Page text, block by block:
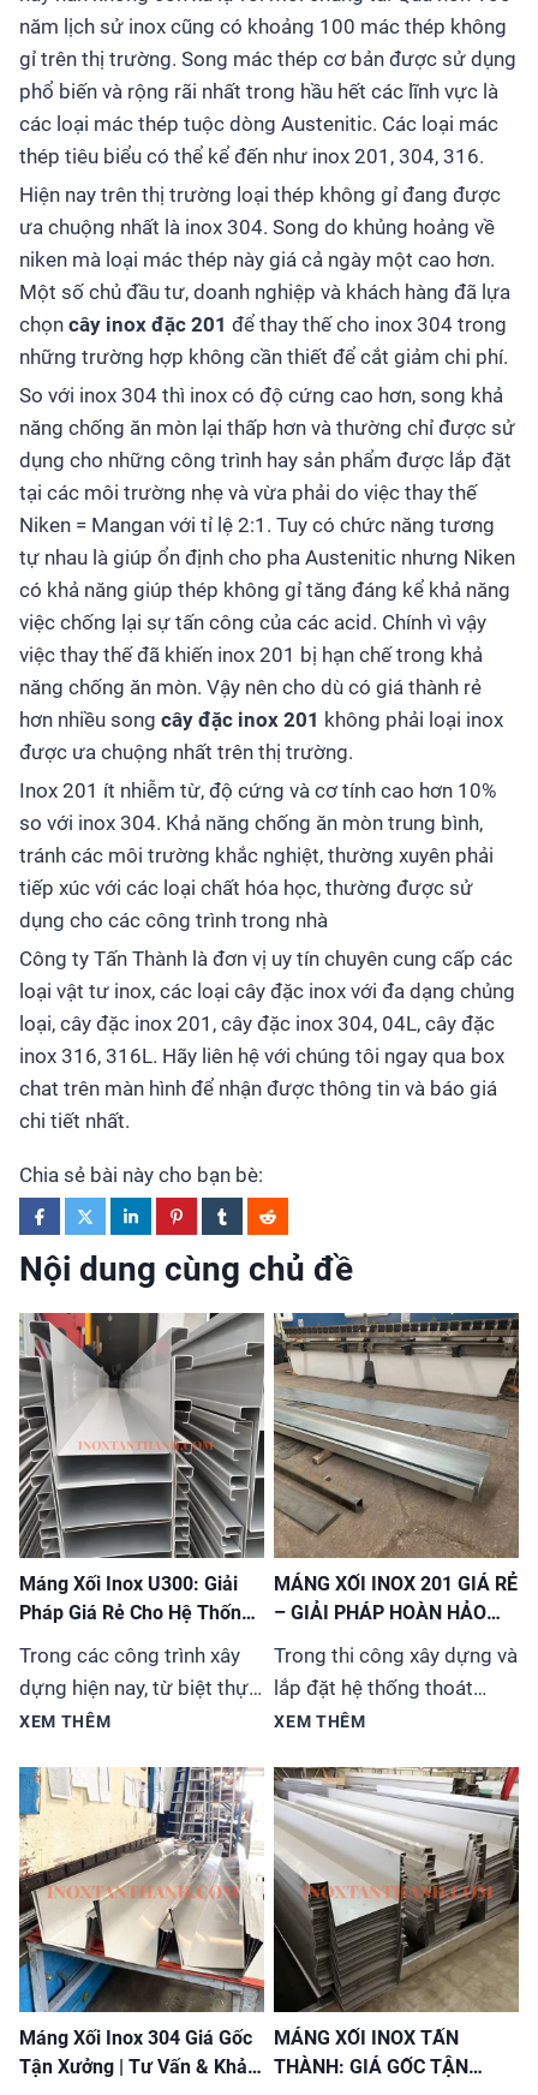
năm lịch sử inox cũng có khoảng 100 mác thép không
gỉ trên thị trường. Song mác thép cơ bản được sử dụng
phổ biến và rộng rãi nhất trong hầu hết các lĩnh vực là
các loại mác thép tuộc dòng Austenitic. Các loại mác
thép tiêu biểu có thể kể đến như inox 201, 304, 316.
Hiện nay trên thị trường loại thép không gỉ đang được
ưa chuộng nhất là inox 304. Song do khủng hoảng về
niken mà loại mác thép này giá cả ngày một cao hơn.
Một số chủ đầu tư, doanh nghiệp và khách hàng đã lựa
chọn cây inox đặc 201 để thay thế cho inox 304 trong
những trường hợp không cần thiết để cắt giảm chi phí.
So với inox 304 thì inox có độ cứng cao hơn, song khả
năng chống ăn mòn lại thấp hơn và thường chỉ được sử
dụng cho những công trình hay sản phẩm được lắp đặt
tại các môi trường nhẹ và vừa phải do việc thay thế
Niken = Mangan với tỉ lệ 2:1. Tuy có chức năng tương
tự nhau là giúp ổn định cho pha Austenitic nhưng Niken
có khả năng giúp thép không gỉ tăng đáng kể khả năng
việc chống lại sự tấn công của các acid. Chính vì vậy
việc thay thế đã khiến inox 201 bị hạn chế trong khả
năng chống ăn mòn. Vậy nên cho dù có giá thành rẻ
hơn nhiều song cây đặc inox 201 không phải loại inox
được ưa chuộng nhất trên thị trường.
Inox 201 ít nhiễm từ, độ cứng và cơ tính cao hơn 10%
so với inox 304. Khả năng chống ăn mòn trung bình,
tránh các môi trường khắc nghiệt, thường xuyên phải
tiếp xúc với các loại chất hóa học, thường được sử
dụng cho các công trình trong nhà
Công ty Tấn Thành là đơn vị uy tín chuyên cung cấp các
loại vật tư inox, các loại cây đặc inox với đa dạng chủng
loại, cây đặc inox 201, cây đặc inox 304, 04L, cây đặc
inox 316, 316L. Hãy liên hệ với chúng tôi ngay qua box
chat trên màn hình để nhận được thông tin và báo giá
chi tiết nhất.
Chia sẻ bài này cho bạn bè:
Nội dung cùng chủ đề
Máng Xối Inox U300: Giải
Pháp Giá Rẻ Cho Hệ Thống
Trong các công trình xây
dựng hiện nay, từ biệt thự,
nhà phố đến các tòa nhà
thống máng xối (hay còn
gọi là ống thoát nước
mưa) không chỉ đơn thuần
là giải quyết vấn đề kỹ
thuật mà còn liên quan đến
tính thẩm mỹ và độ...
XEM THÊM
MÁNG XỐI INOX 201 GIÁ RẺ
– GIẢI PHÁP HOÀN HẢO
CHO MỌI CÔNG TRÌNH
Trong thi công xây dựng và
lắp đặt hệ thống thoát
nước, việc lựa chọn vật liệu
lượng vừa tiết kiệm chi phí
luôn là ưu tiên hàng
đầu. Máng xối inox 201 đã
trở thành sự lựa chọn tối
ưu cho đa dạng công trình
từ nhà ở, biệt thự...
XEM THÊM
Máng Xối Inox 304 Giá Gốc
Tận Xưởng | Tư Vấn & Khảo
MÁNG XỐI INOX TẤN
THÀNH: GIÁ GỐC TẬN